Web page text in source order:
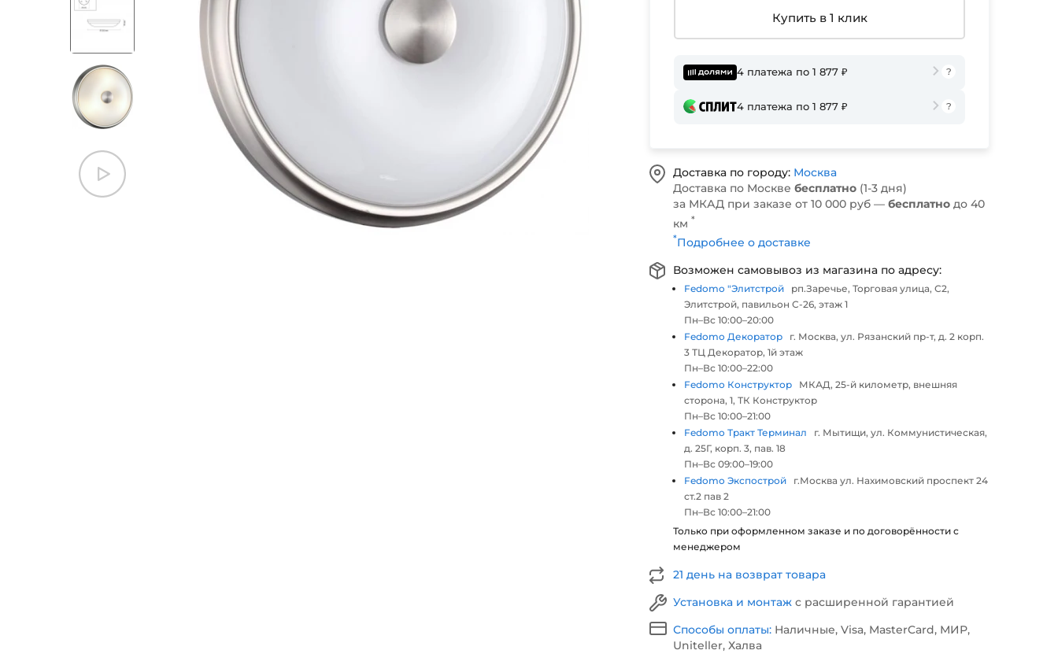
Купить в 1 клик
4 платежа по 1 877 ₽
4 платежа по 1 877 ₽
Доставка по городу: Москва
Доставка по Москве бесплатно (1-3 дня)
за МКАД при заказе от 10 000 руб — бесплатно до 40
км *
*Подробнее о доставке
Возможен самовывоз из магазина по адресу:
Fedomo "Элитстрой
рп.Заречье, Торговая улица, С2,
Элитстрой, павильон С-26, этаж 1
Пн–Вс 10:00–20:00
Fedomo Декоратор
г. Москва, ул. Рязанский пр-т, д. 2 корп.
3 ТЦ Декоратор, 1й этаж
Пн–Вс 10:00–22:00
Fedomo Конструктор
МКАД, 25-й километр, внешняя
сторона, 1, ТК Конструктор
Пн–Вс 10:00–21:00
Fedomo Тракт Терминал
г. Мытищи, ул. Коммунистическая,
д. 25Г, корп. 3, пав. 18
Пн–Вс 09:00–19:00
Fedomo Экспострой
г.Москва ул. Нахимовский проспект 24
ст.2 пав 2
Пн–Вс 10:00–21:00
Только при оформленном заказе и по договорённости с
менеджером
21 день на возврат товара
Установка и монтаж с расширенной гарантией
Способы оплаты: Наличные, Visa, MasterCard, МИР,
Uniteller, Халва